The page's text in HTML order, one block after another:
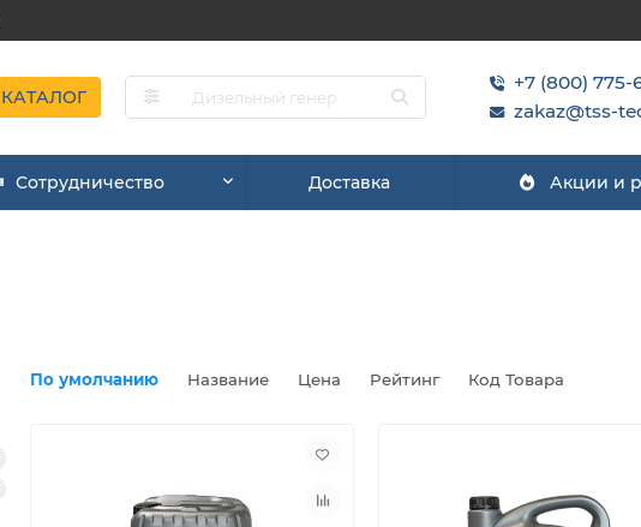
КАТАЛОГ
+7 (800) 775-
zakaz@tss-
Сотрудничество Доставка Акции и
По умолчанию Название Цена Рейтинг Код Товара